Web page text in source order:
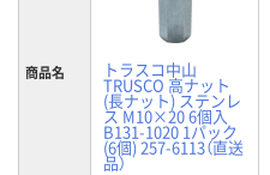
商品名 トラスコ中山
TRUSCO 高ナット
(長ナット) ステンレ
ス M10×20 6個入
B131-1020 1パック
(6個) 257-6113（直送
品）